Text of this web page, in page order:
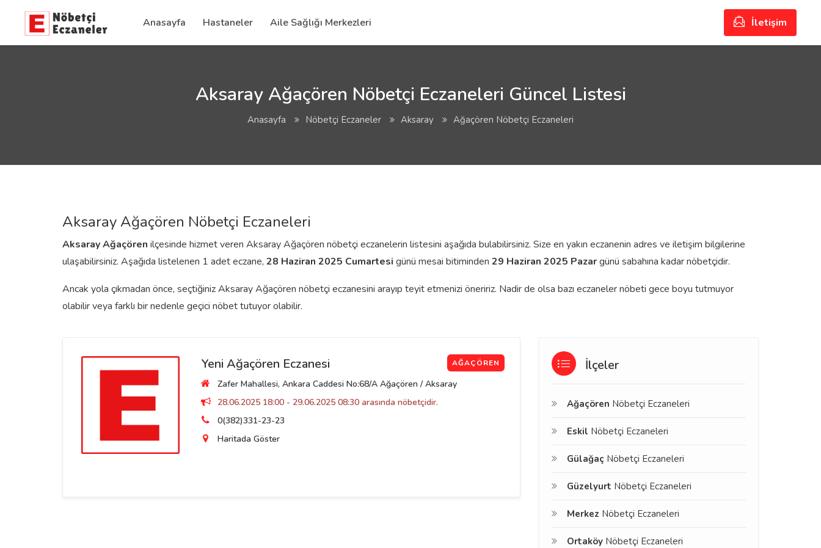
Anasayfa Hastaneler Aile Sağlığı Merkezleri İletişim
Aksaray Ağaçören Nöbetçi Eczaneleri Güncel Listesi
Anasayfa Nöbetçi Eczaneler Aksaray Ağaçören Nöbetçi Eczaneleri
Aksaray Ağaçören Nöbetçi Eczaneleri
AksarayAğaçören ilçesinde hizmet veren Aksaray Ağaçören nöbetçi eczanelerin listesini aşağıda bulabilirsiniz. Size en yakın eczanenin adres ve iletişim bilgilerine
ulaşabilirsiniz. Aşağıda listelenen 1 adet eczane, 28 Haziran 2025 Cumartesi günü mesai bitiminden 29 Haziran 2025 Pazargünü sabahına kadar nöbetçidir.
Ancak yola çıkmadan önce, seçtiğiniz Aksaray Ağaçören nöbetçi eczanesini arayıp teyit etmenizi öneririz. Nadir de olsa bazı eczaneler nöbeti gece boyu tutmuyor
olabilir veya farklı bir nedenle geçici nöbet tutuyor olabilir.
Yeni Ağaçören Eczanesi AĞAÇÖREN
Zafer Mahallesi, Ankara Caddesi No:68/A Ağaçören / Aksaray
28.06.2025 18:00 - 29.06.2025 08:30 arasında nöbetçidir.
0(382)331-23-23
Haritada Göster
İlçeler
Ağaçören Nöbetçi Eczaneleri
Eskil Nöbetçi Eczaneleri
Gülağaç Nöbetçi Eczaneleri
Güzelyurt Nöbetçi Eczaneleri
Merkez Nöbetçi Eczaneleri
Ortaköy Nöbetçi Eczaneleri